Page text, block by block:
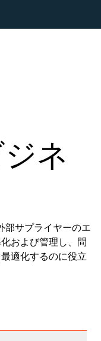
ネ
部サプライヤーのエ
および管理し、問
適化するのに役立